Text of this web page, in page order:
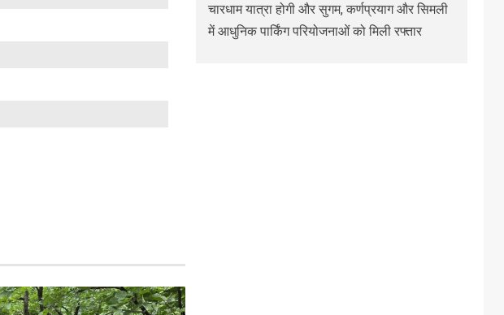
चारधाम यात्रा होगी और सुगम, कर्णप्रयाग और सिमली
में आधुनिक पार्किंग परियोजनाओं को मिली रफ्तार